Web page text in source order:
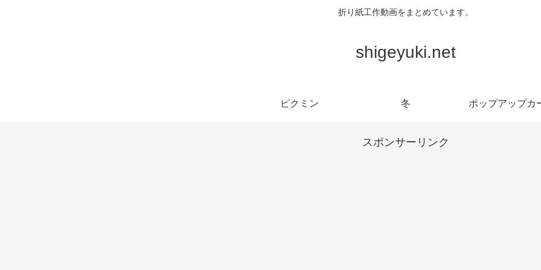
折り紙工作動画をまとめています。
shigeyuki.net
ピクミン 冬 ポップアップカ
スポンサーリンク